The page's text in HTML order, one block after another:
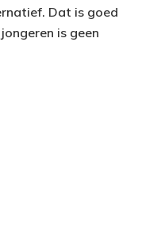
Dat is goed
is geen